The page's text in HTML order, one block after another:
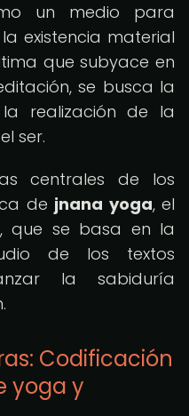
un medio para
existencia material
que subyace en
se busca la
realización de la
ser.
centrales de los
de jnana yoga, el
que se basa en la
de los textos
la sabiduría
Codificación
yoga y